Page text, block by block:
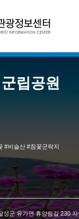
립공원
#비슬산 #참꽃군락지
성군 유가면 휴양림길 230